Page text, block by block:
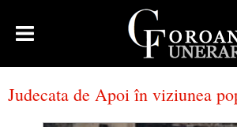
Judecata de Apoi în viziunea